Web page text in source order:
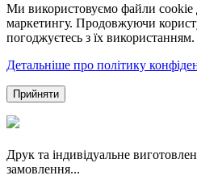
Ми використовуємо файли cookie
маркетингу. Продовжуючи
погоджуєтесь з їх використанням.
Детальніше про політику
Прийняти
Друк та індивідуальне
замовлення...